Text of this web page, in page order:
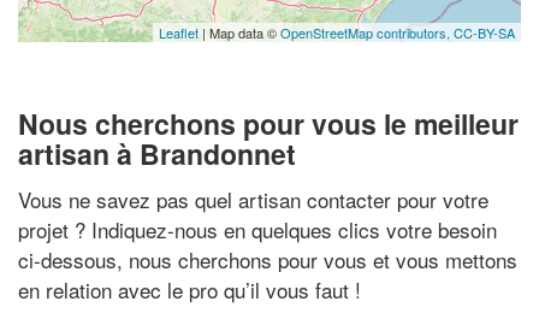
Leaflet | Map data ©OpenStreetMap contributors, CC-BY-SA
Nous cherchons pour vous le meilleur
artisan à Brandonnet
Vous ne savez pas quel artisan contacter pour votre
projet ? Indiquez-nous en quelques clics votre besoin
ci-dessous, nous cherchons pour vous et vous mettons
en relation avec le pro qu’il vous faut !